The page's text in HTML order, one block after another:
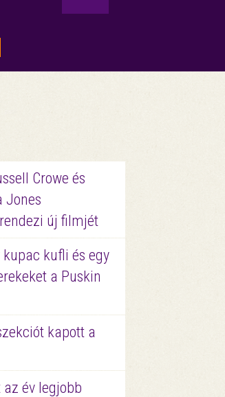
Crowe és
Jones
új filmjét
kupac kufli és egy
a Puskin
kapott a
az év legjobb